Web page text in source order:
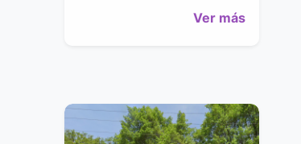
Ver más